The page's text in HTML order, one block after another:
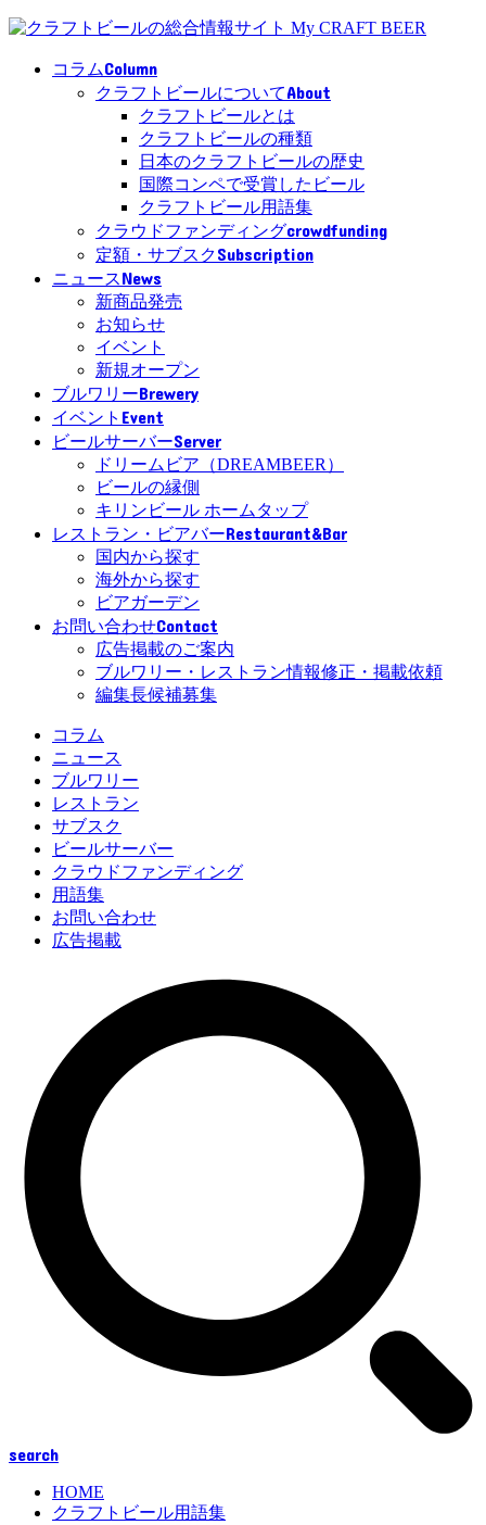
コラムColumn
クラフトビールについてAbout
クラフトビールとは
クラフトビールの種類
日本のクラフトビールの歴史
国際コンペで受賞したビール
クラフトビール用語集
クラウドファンディングcrowdfunding
定額・サブスクSubscription
ニュースNews
新商品発売
お知らせ
イベント
新規オープン
ブルワリーBrewery
イベント Event
ビールサーバーServer
ドリームビア（DREAMBEER）
ビールの縁側
キリンビール ホームタップ
レストラン・ビアバーRestaurant&Bar
国内から探す
海外から探す
ビアガーデン
お問い合わせContact
広告掲載のご案内
ブルワリー・レストラン情報修正・掲載依頼
編集長候補募集
コラム
ニュース
ブルワリー
レストラン
サブスク
ビールサーバー
クラウドファンディング
用語集
お問い合わせ
広告掲載
search
HOME
クラフトビール用語集